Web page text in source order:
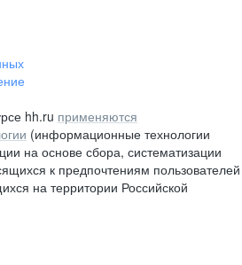
hh.ru применяются
(информационные технологии
на основе сбора, систематизации
к предпочтениям пользователей
на территории Российской